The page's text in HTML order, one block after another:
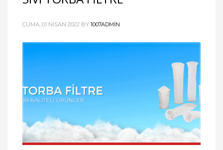
CUMA, 01 NISAN 2022 BY 1007ADMIN